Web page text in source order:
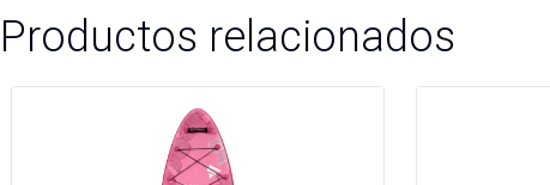
Productos relacionados